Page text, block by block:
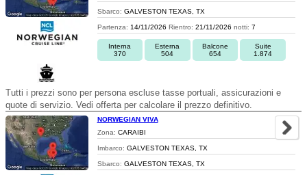
Sbarco: GALVESTON TEXAS, TX
Partenza: 14/11/2026 Rientro: 21/11/2026 notti: 7
Interna
370
Esterna
504
Balcone
654
Suite
1.874
Tutti i prezzi sono per persona escluse tasse portuali, assicurazioni e
quote di servizio. Vedi offerta per calcolare il prezzo definitivo.
NORWEGIAN VIVA
Zona: CARAIBI
Imbarco: GALVESTON TEXAS, TX
Sbarco: GALVESTON TEXAS, TX